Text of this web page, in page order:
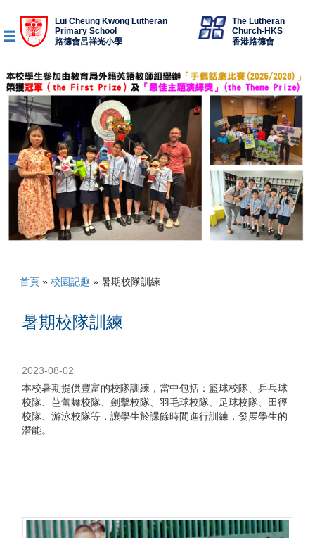
Lui Cheung Kwong Lutheran
Primary School
路德會呂祥光小學
The Lutheran
Church-HKS
香港路德會
首頁» 校園記趣 » 暑期校隊訓練
暑期校隊訓練
2023-08-02
本校暑期提供豐富的校隊訓練，當中包括：籃球校隊、乒乓球
校隊、芭蕾舞校隊、劍擊校隊、羽毛球校隊、足球校隊、田徑
校隊、游泳校隊等，讓學生於課餘時間進行訓練，發展學生的
潛能。